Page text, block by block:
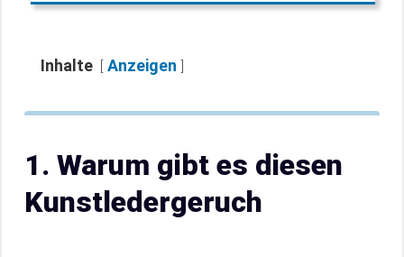
Inhalte Anzeigen
1. Warum gibt es diesen
Kunstledergeruch